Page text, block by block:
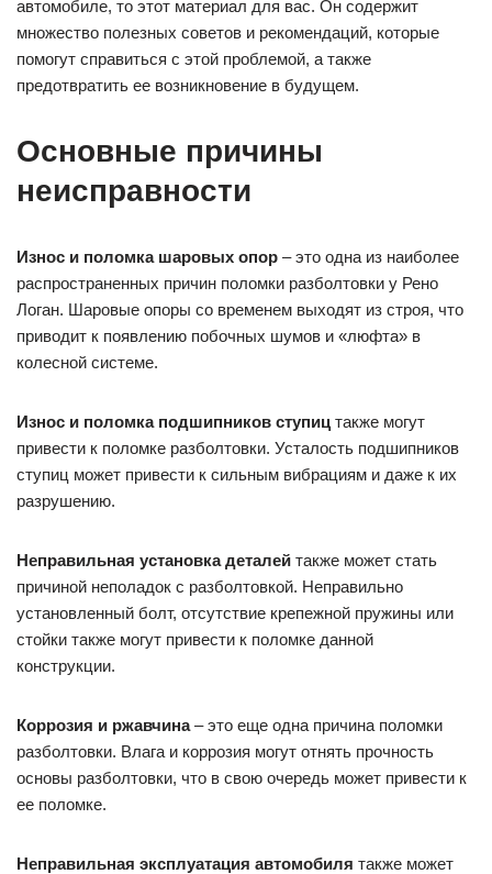
автомобиле, то этот материал для вас. Он содержит
множество полезных советов и рекомендаций, которые
помогут справиться с этой проблемой, а также
предотвратить ее возникновение в будущем.
Основные причины
неисправности
Износ и поломка шаровых опор – это одна из наиболее
распространенных причин поломки разболтовки у Рено
Логан. Шаровые опоры со временем выходят из строя, что
приводит к появлению побочных шумов и «люфта» в
колесной системе.
Износ и поломка подшипников ступиц также могут
привести к поломке разболтовки. Усталость подшипников
ступиц может привести к сильным вибрациям и даже к их
разрушению.
Неправильная установка деталей также может стать
причиной неполадок с разболтовкой. Неправильно
установленный болт, отсутствие крепежной пружины или
стойки также могут привести к поломке данной
конструкции.
Коррозия и ржавчина– это еще одна причина поломки
разболтовки. Влага и коррозия могут отнять прочность
основы разболтовки, что в свою очередь может привести к
ее поломке.
Неправильная эксплуатация автомобиля также может